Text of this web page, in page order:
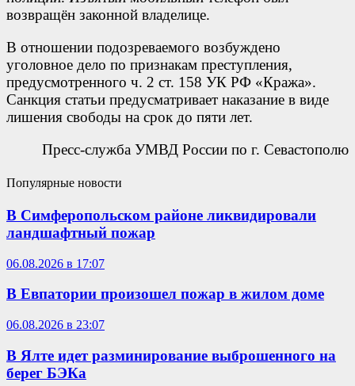
возвращён законной владелице.
В отношении подозреваемого возбуждено
уголовное дело по признакам преступления,
предусмотренного ч. 2 ст. 158 УК РФ «Кража».
Санкция статьи предусматривает наказание в виде
лишения свободы на срок до пяти лет.
Пресс-служба УМВД России по г. Севастополю
Популярные новости
В Симферопольском районе ликвидировали
ландшафтный пожар
06.08.2026 в 17:07
В Евпатории произошел пожар в жилом доме
06.08.2026 в 23:07
В Ялте идет разминирование выброшенного на
берег БЭКа